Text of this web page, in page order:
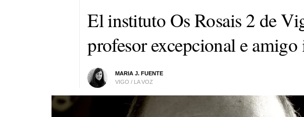
El instituto Os Rosais 2 de
profesor excepcional e
MARIA J. FUENTE
VIGO / LA VOZ